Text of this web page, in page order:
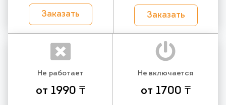
Заказать Заказать
Не работает
от 1990 ₸
Не включается
от 1700 ₸